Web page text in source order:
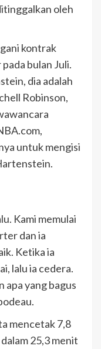
oleh
kontrak
bulan Juli.
dia adalah
Robinson,
untuk mengisi
Kami memulai
dan ia
Ketika ia
lalu ia cedera.
apa yang bagus
mencetak 7,8
25,3 menit